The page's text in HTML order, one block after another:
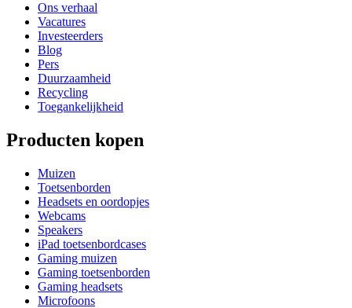
Ons verhaal
Vacatures
Investeerders
Blog
Pers
Duurzaamheid
Recycling
Toegankelijkheid
Producten kopen
Muizen
Toetsenborden
Headsets en oordopjes
Webcams
Speakers
iPad toetsenbordcases
Gaming muizen
Gaming toetsenborden
Gaming headsets
Microfoons